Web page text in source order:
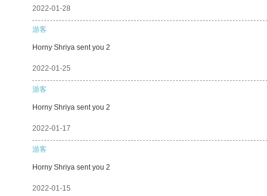
2022-01-28
游客
Horny Shriya sent you 2
2022-01-25
游客
Horny Shriya sent you 2
2022-01-17
游客
Horny Shriya sent you 2
2022-01-15